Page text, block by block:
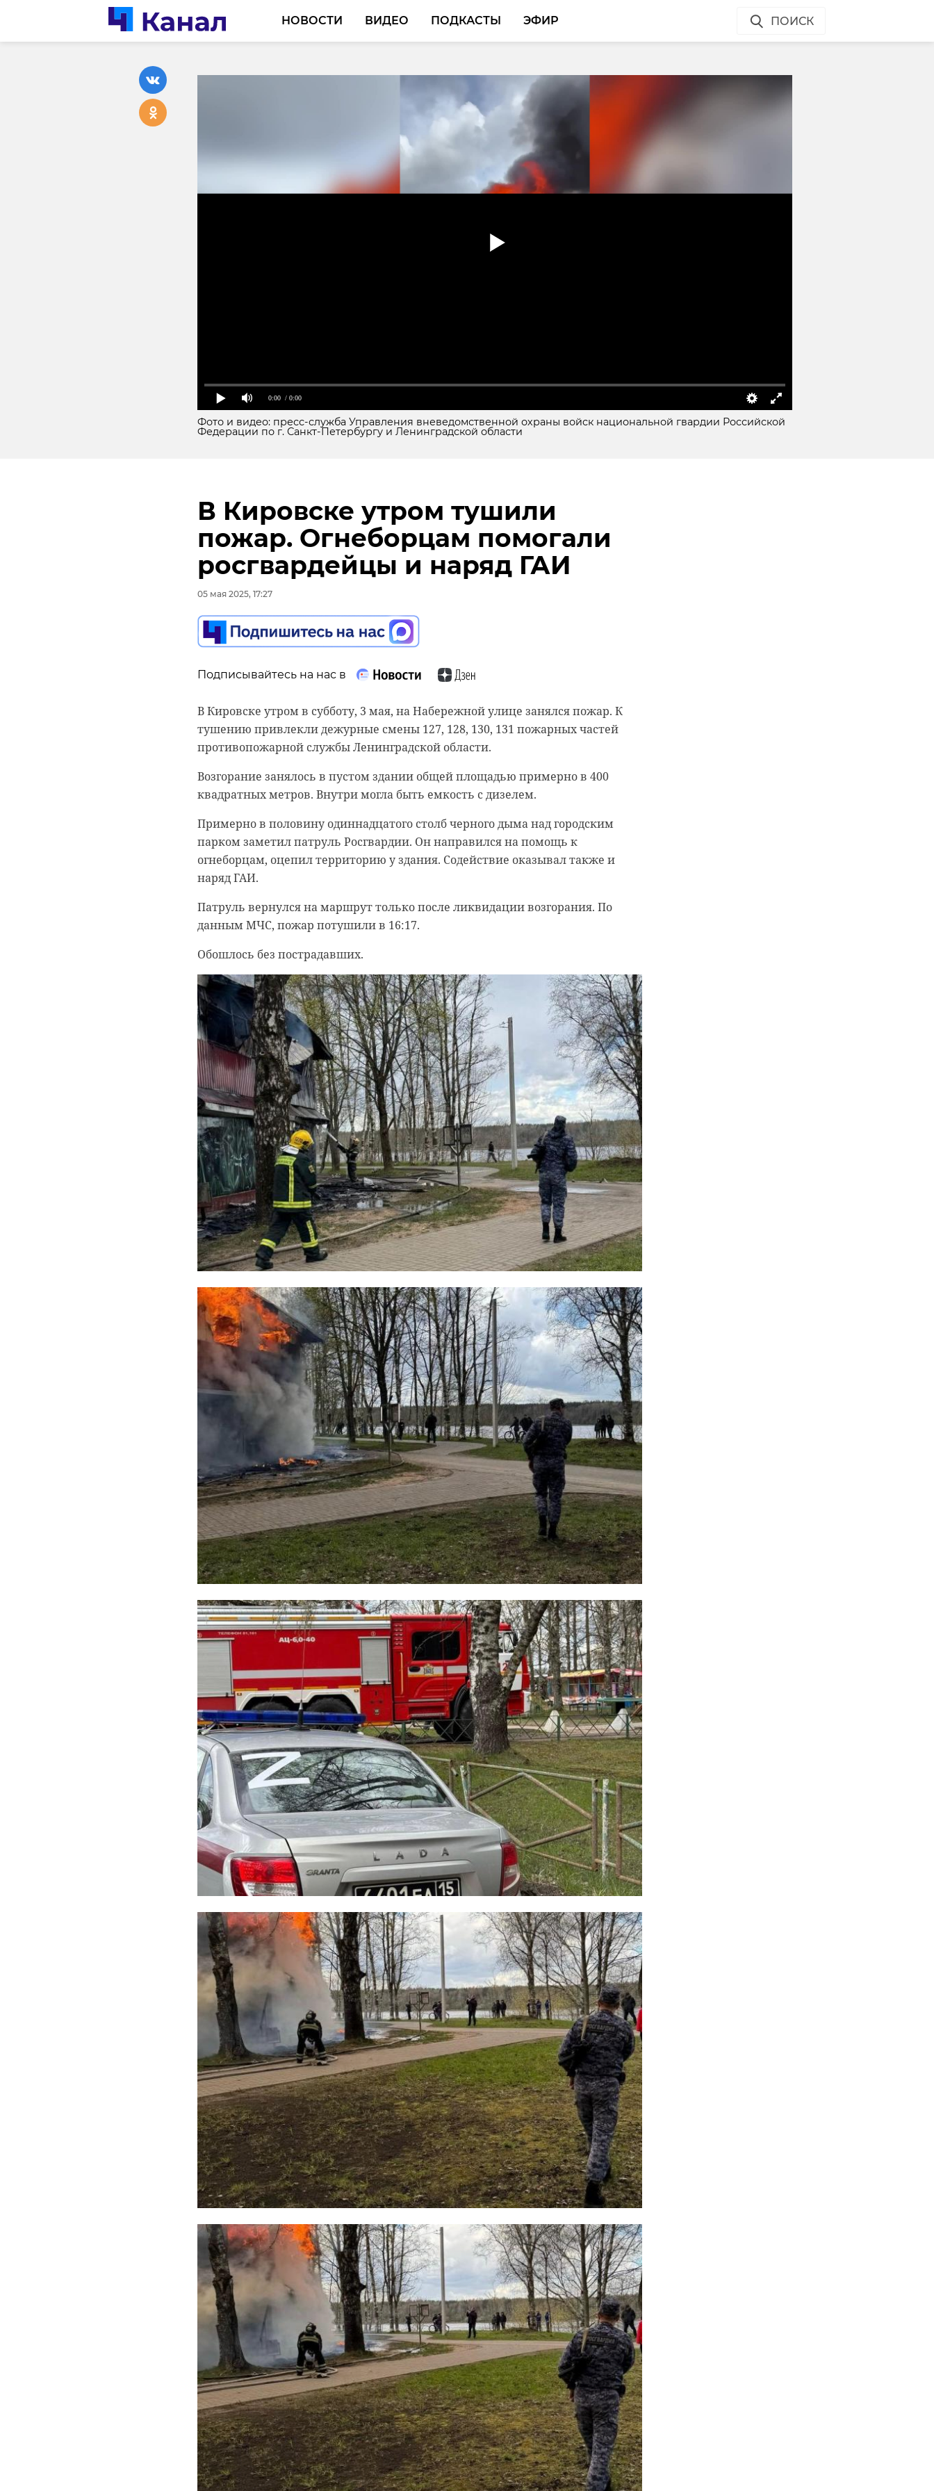
НОВОСТИ ВИДЕО ПОДКАСТЫ ЭФИР ПОИСК
0:00 / 0:00
Фото и видео: пресс-служба Управления вневедомственной охраны войск национальной гвардии Российской
Федерации по г. Санкт-Петербургу и Ленинградской области
В Кировске утром тушили
пожар. Огнеборцам помогали
росгвардейцы и наряд ГАИ
05 мая 2025, 17:27
Подписывайтесь на нас в
В Кировске утром в субботу, 3 мая, на Набережной улице занялся пожар. К
тушению привлекли дежурные смены 127, 128, 130, 131 пожарных частей
противопожарной службы Ленинградской области.
Возгорание занялось в пустом здании общей площадью примерно в 400
квадратных метров. Внутри могла быть емкость с дизелем.
Примерно в половину одиннадцатого столб черного дыма над городским
парком заметил патруль Росгвардии. Он направился на помощь к
огнеборцам, оцепил территорию у здания. Содействие оказывал также и
наряд ГАИ.
Патруль вернулся на маршрут только после ликвидации возгорания. По
данным МЧС, пожар потушили в 16:17.
Обошлось без пострадавших.
На руинах Кафедрального
собора в Выборге обнаружили
остатки двух сводов
Подписывайтесь на нас в
В Выборге в рамках работ по консервации "Кафедрального собора" сделали
неожиданную находку. Специалисты обнаружили остатки двух каменных
сводов, поделились в пресс-службе комитета по сохранению культурного
Своды нашли в процессе укрепления фундамента. Они показались после
деревянных ступеней, ведущих в боковой вход хоры собора.
Как напомнили в комитете, собор начали воссоздавать в 1413 году, в 1554
году он стал Кафедральным собором города и после не раз менял свое
назначение. Был разрушен в годы Великой Отечественной войны.
В рамках консервации сохранят оставшуюся часть здания. В планах открыть
здесь благоустроенное пространство.